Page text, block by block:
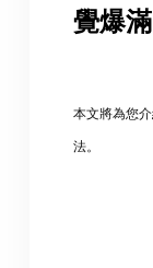
覺爆滿
本文將為您
法。